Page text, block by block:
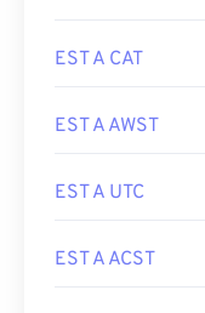
EST A CAT
EST A AWST
EST A UTC
EST A ACST